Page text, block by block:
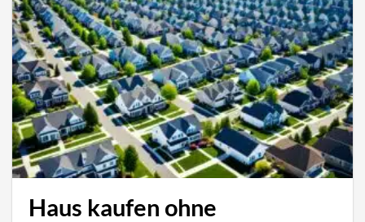
Haus kaufen ohne